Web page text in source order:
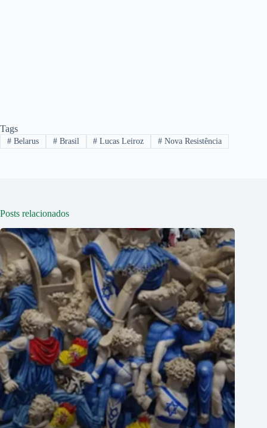
Tags
#Belarus #Brasil # Lucas Leiroz # Nova Resistência
Posts relacionados